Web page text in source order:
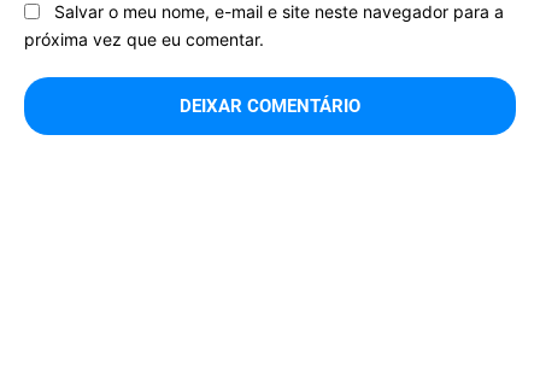
Salvar o meu nome, e-mail e site neste navegador para a
próxima vez que eu comentar.